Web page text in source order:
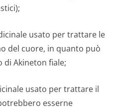
usato per trattare le
del cuore, in quanto può
di Akineton fiale;
usato per trattare il
esserne